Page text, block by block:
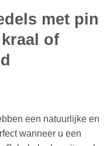
met pin
of
een natuurlijke en
wanneer u een